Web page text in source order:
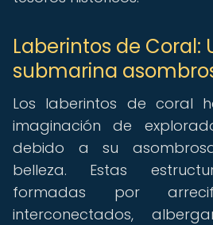
Laberintos de Coral:
submarina
Los laberintos de coral
imaginación de
debido a su
belleza. Estas
formadas por
interconectados,